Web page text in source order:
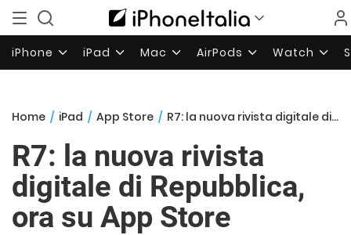
iPhone iPad Mac AirPods Watch
Home / iPad / App Store / R7: la nuova rivista digitale di Repubblica, ora su App Store
R7: la nuova rivista
digitale di Repubblica,
ora su App Store